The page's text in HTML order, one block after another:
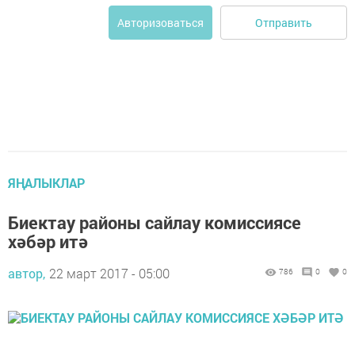
Авторизоваться Отправить
ЯҢАЛЫКЛАР
Биектау районы сайлау комиссиясе
хәбәр итә
автор, 22 март 2017 - 05:00 786 0 0